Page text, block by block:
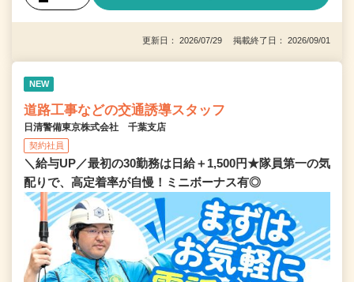
更新日： 2026/07/29 掲載終了日： 2026/09/01
NEW
道路工事などの交通誘導スタッフ
日清警備東京株式会社 千葉支店
契約社員
＼給与UP／最初の30勤務は日給＋1,500円★隊員第一の気
配りで、高定着率が自慢！ミニボーナス有◎